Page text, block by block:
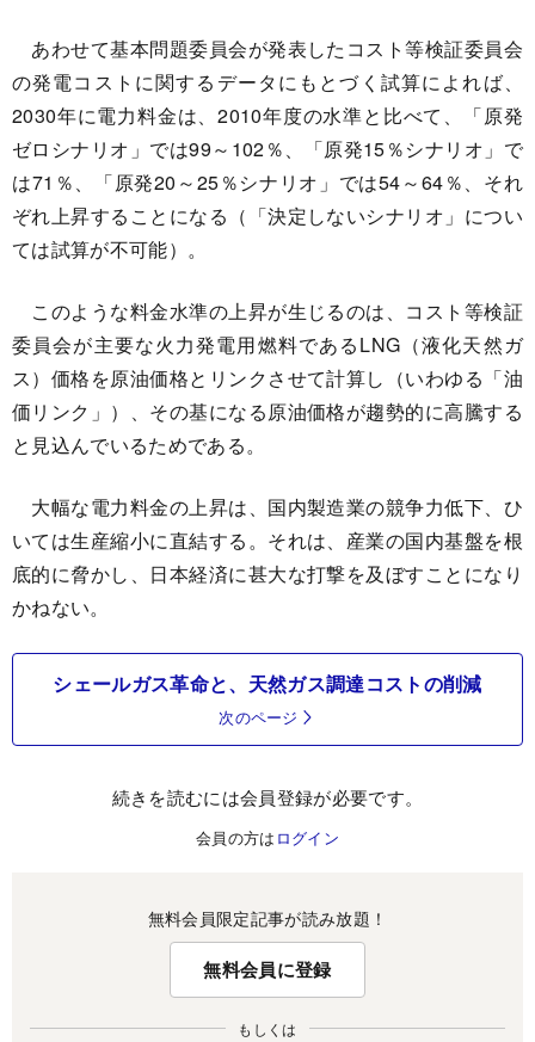
あわせて基本問題委員会が発表したコスト等検証委員会
の発電コストに関するデータにもとづく試算によれば、
2030年に電力料金は、2010年度の水準と比べて、「原発
ゼロシナリオ」では99～102％、「原発15％シナリオ」で
は71％、「原発20～25％シナリオ」では54～64％、それ
ぞれ上昇することになる（「決定しないシナリオ」につい
ては試算が不可能）。
このような料金水準の上昇が生じるのは、コスト等検証
委員会が主要な火力発電用燃料であるLNG（液化天然ガ
ス）価格を原油価格とリンクさせて計算し（いわゆる「油
価リンク」）、その基になる原油価格が趨勢的に高騰する
と見込んでいるためである。
大幅な電力料金の上昇は、国内製造業の競争力低下、ひ
いては生産縮小に直結する。それは、産業の国内基盤を根
底的に脅かし、日本経済に甚大な打撃を及ぼすことになり
かねない。
シェールガス革命と、天然ガス調達コストの削減
次のページ
続きを読むには会員登録が必要です。
会員の方は ログイン
無料会員限定記事が読み放題！
無料会員に登録
もしくは